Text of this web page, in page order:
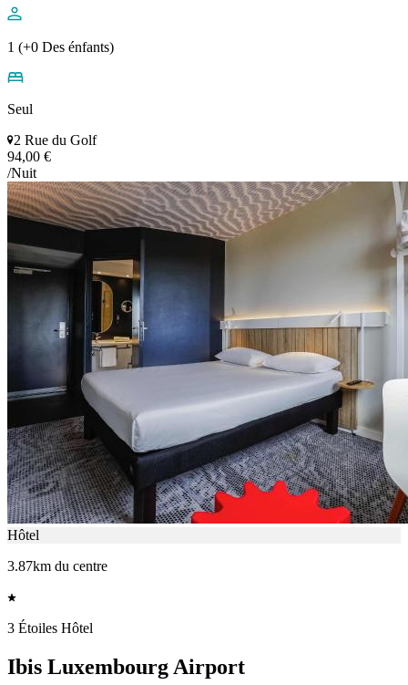
1 (+0 Des énfants)
Seul
2 Rue du Golf
94,00 €
/Nuit
Hôtel
3.87km du centre
3 Étoiles Hôtel
Ibis Luxembourg Airport